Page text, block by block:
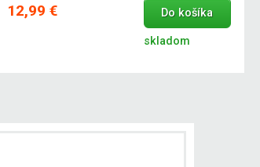
12,99 € Do košíka
skladom